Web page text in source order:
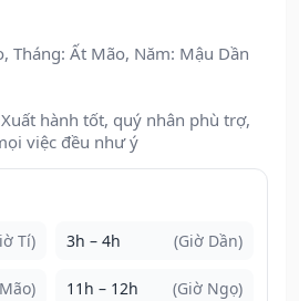
Tháng: Ất Mão, Năm: Mậu Dần
Xuất hành tốt, quý nhân phù trợ,
việc đều như ý
Tí) 3h – 4h (Giờ Dần)
11h – 12h (Giờ Ngọ)